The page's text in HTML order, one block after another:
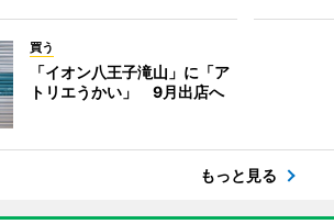
買う
「イオン八王子滝山」に「ア
トリエうかい」 9月出店へ
もっと見る